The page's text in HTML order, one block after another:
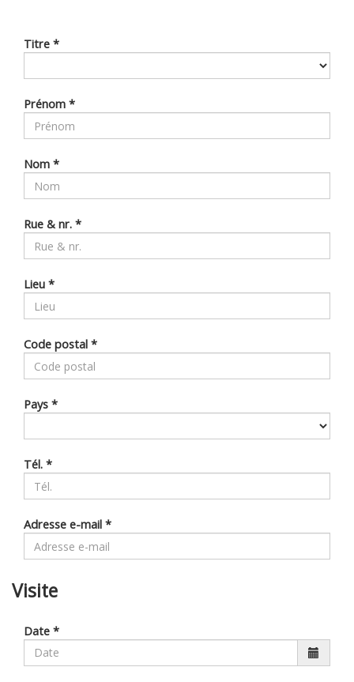
Titre *
Prénom *
Nom *
Rue & nr. *
Lieu *
Code postal *
Pays *
Tél. *
Adresse e-mail *
Visite
Date *